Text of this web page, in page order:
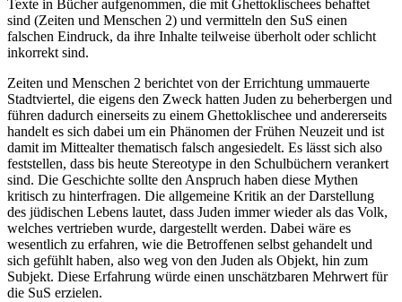
Texte in Bücher aufgenommen, die mit Ghettoklischees behaftet
sind (Zeiten und Menschen 2) und vermitteln den SuS einen
falschen Eindruck, da ihre Inhalte teilweise überholt oder schlicht
inkorrekt sind.
Zeiten und Menschen 2 berichtet von der Errichtung ummauerte
Stadtviertel, die eigens den Zweck hatten Juden zu beherbergen und
führen dadurch einerseits zu einem Ghettoklischee und andererseits
handelt es sich dabei um ein Phänomen der Frühen Neuzeit und ist
damit im Mittealter thematisch falsch angesiedelt. Es lässt sich also
feststellen, dass bis heute Stereotype in den Schulbüchern verankert
sind. Die Geschichte sollte den Anspruch haben diese Mythen
kritisch zu hinterfragen. Die allgemeine Kritik an der Darstellung
des jüdischen Lebens lautet, dass Juden immer wieder als das Volk,
welches vertrieben wurde, dargestellt werden. Dabei wäre es
wesentlich zu erfahren, wie die Betroffenen selbst gehandelt und
sich gefühlt haben, also weg von den Juden als Objekt, hin zum
Subjekt. Diese Erfahrung würde einen unschätzbaren Mehrwert für
die SuS erzielen.